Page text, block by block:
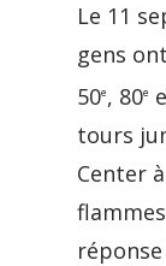
Le 11
gens
50e, 80e
tours
Center
flammes